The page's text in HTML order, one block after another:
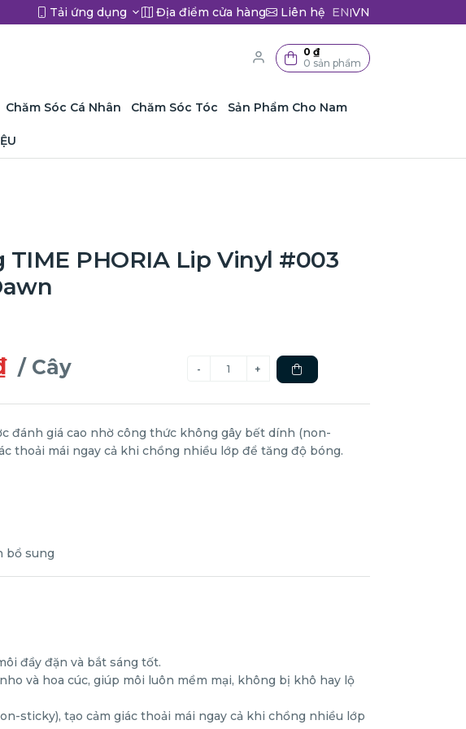
Tải ứng dụng Địa điểm cửa hàng Liên hệ EN|VN
0 ₫
0 sản phẩm
Chăm Sóc Cá Nhân Chăm Sóc Tóc Sản Phẩm Cho Nam
TIME PHORIA Lip Vinyl #003
/ Cây
đánh giá cao nhờ công thức không gây bết dính (non-
thoải mái ngay cả khi chồng nhiều lớp để tăng độ bóng.
bổ sung
đầy đặn và bắt sáng tốt.
và hoa cúc, giúp môi luôn mềm mại, không bị khô hay lộ
sticky), tạo cảm giác thoải mái ngay cả khi chồng nhiều lớp